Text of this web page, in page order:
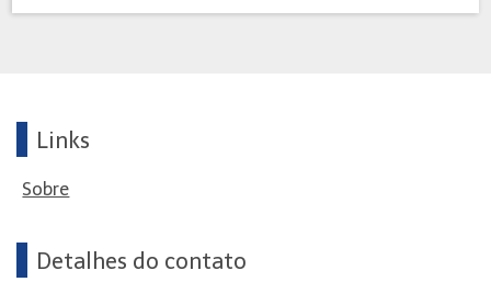
Links
Sobre
Detalhes do contato